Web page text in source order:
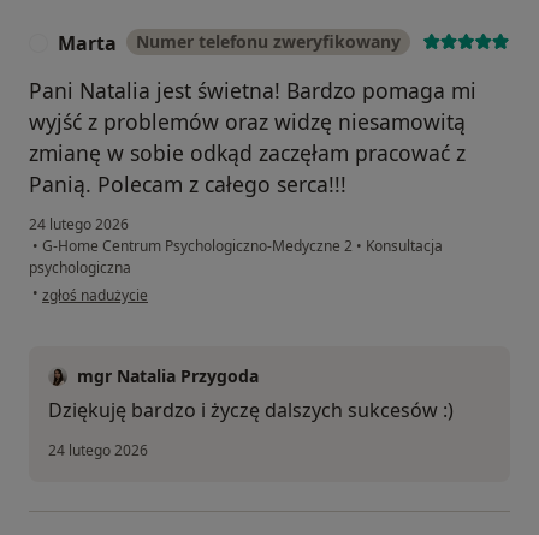
Marta Numer telefonu zweryfikowany
Pani Natalia jest świetna! Bardzo pomaga mi
wyjść z problemów oraz widzę niesamowitą
zmianę w sobie odkąd zaczęłam pracować z
Panią. Polecam z całego serca!!!
24 lutego 2026
• G-Home Centrum Psychologiczno-Medyczne 2 • Konsultacja
psychologiczna
• w opinii użytkownika Marta
zgłoś nadużycie
mgr Natalia Przygoda
Dziękuję bardzo i życzę dalszych sukcesów :)
24 lutego 2026